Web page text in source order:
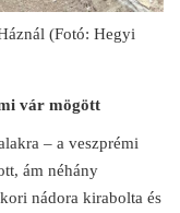
(Fotó: Hegyi
vár mögött
– a veszprémi
ám néhány
nádora kirabolta és